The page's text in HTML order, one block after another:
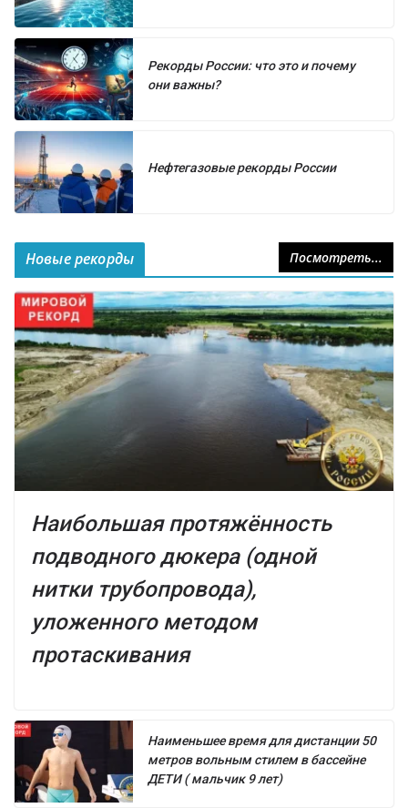
Рекорды России: что это и почему
они важны?
Нефтегазовые рекорды России
Новые рекорды Посмотреть...
Наибольшая протяжённость
подводного дюкера (одной
нитки трубопровода),
уложенного методом
протаскивания
Наименьшее время для дистанции 50
метров вольным стилем в бассейне
ДЕТИ ( мальчик 9 лет)